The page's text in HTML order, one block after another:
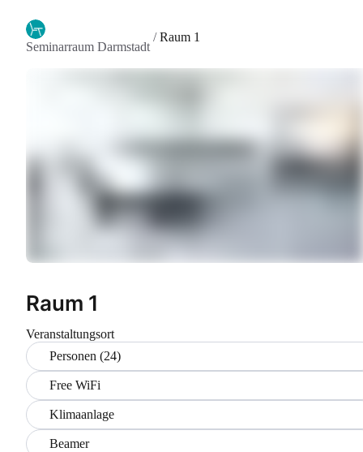
Seminarraum Darmstadt
/Raum 1
Raum 1
Veranstaltungsort
Personen (24)
Free WiFi
Klimaanlage
Beamer